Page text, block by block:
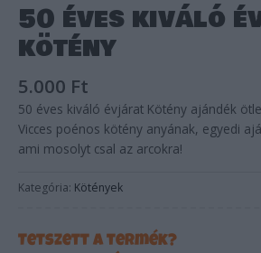
50 éves kiváló
kötény
5.000 Ft
50 éves kiváló évjárat Kötény ajándék
Vicces poénos kötény anyának, egyedi
ami mosolyt csal az arcokra!
Kategória: Kötények
Tetszett a termék?